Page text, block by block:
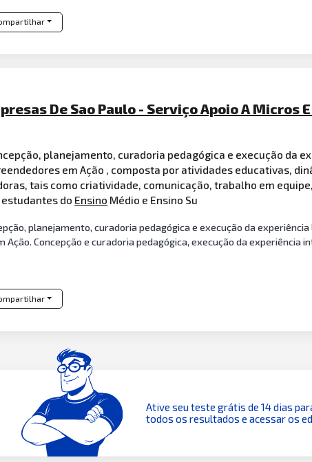
De Sao Paulo - Serviço Apoio A Micros
planejamento, curadoria pedagógica e execução da
em Ação , composta por atividades educativas,
tais como criatividade, comunicação, trabalho em
do Ensino Médio e Ensino Su
planejamento, curadoria pedagógica e execução da
Concepção e curadoria pedagógica, execução da experiência
Ative seu teste grátis de 14 dias
todos os resultados e acessar os